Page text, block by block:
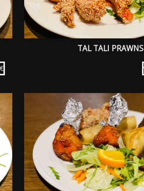
TAL TALI PRAWNS